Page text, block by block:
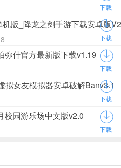
下载
版_降龙之剑手游下载安卓版
下载
弥什官方最新版下载v1.19
下载
拟女友模拟器安卓破解Banv3.1
下载
校园游乐场中文版v2.0
下载